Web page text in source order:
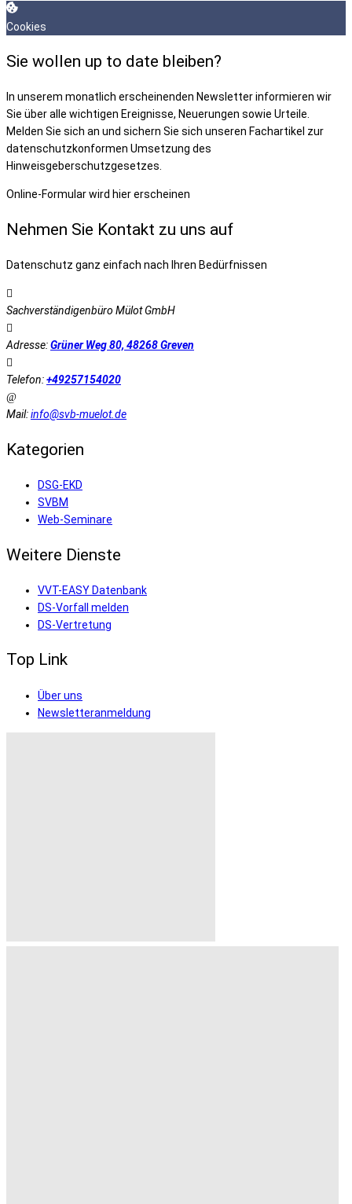
Cookies
Sie wollen up to date bleiben?
In unserem monatlich erscheinenden Newsletter informieren wir
Sie über alle wichtigen Ereignisse, Neuerungen sowie Urteile.
Melden Sie sich an und sichern Sie sich unseren Fachartikel zur
datenschutzkonformen Umsetzung des
Hinweisgeberschutzgesetzes.
Online-Formular wird hier erscheinen
Nehmen Sie Kontakt zu uns auf
Datenschutz ganz einfach nach Ihren Bedürfnissen
Sachverständigenbüro Mülot GmbH
Adresse:Grüner Weg 80, 48268 Greven
Telefon:+49257154020
Mail:info@svb-muelot.de
Kategorien
DSG-EKD
SVBM
Web-Seminare
Weitere Dienste
VVT-EASY Datenbank
DS-Vorfall melden
DS-Vertretung
Top Link
Über uns
Newsletteranmeldung